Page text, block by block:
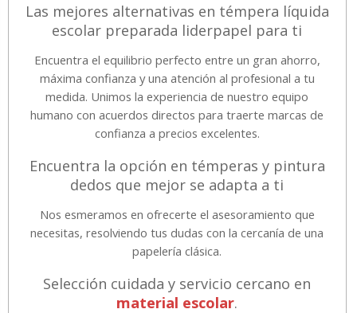
Las mejores alternativas en témpera líquida
escolar preparada liderpapel para ti
Encuentra el equilibrio perfecto entre un gran ahorro,
máxima confianza y una atención al profesional a tu
medida. Unimos la experiencia de nuestro equipo
humano con acuerdos directos para traerte marcas de
confianza a precios excelentes.
Encuentra la opción en témperas y pintura
dedos que mejor se adapta a ti
Nos esmeramos en ofrecerte el asesoramiento que
necesitas, resolviendo tus dudas con la cercanía de una
papelería clásica.
Selección cuidada y servicio cercano en
material escolar.